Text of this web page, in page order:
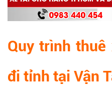
Quy trình thuê
đi tỉnh tại Vận